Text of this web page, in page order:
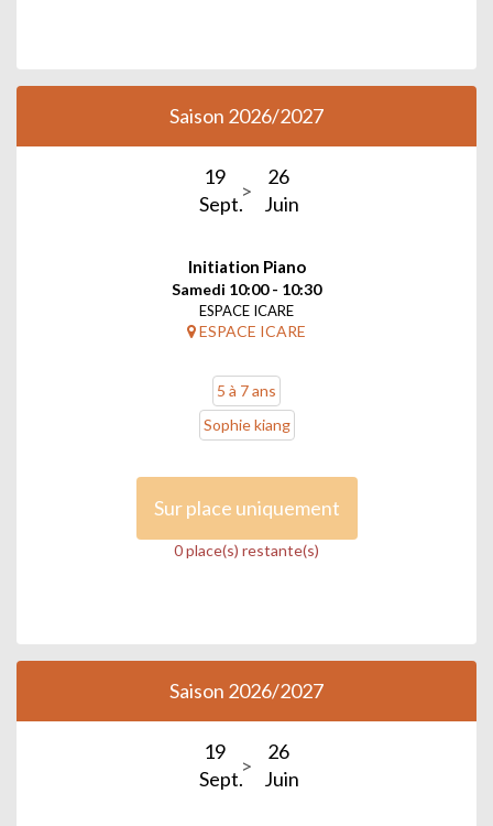
Saison 2026/2027
19
Sept.
26
Juin
Initiation Piano
Samedi 10:00 - 10:30
ESPACE ICARE
ESPACE ICARE
5 à 7 ans
Sophie kiang
Sur place uniquement
0 place(s) restante(s)
Saison 2026/2027
19
Sept.
26
Juin